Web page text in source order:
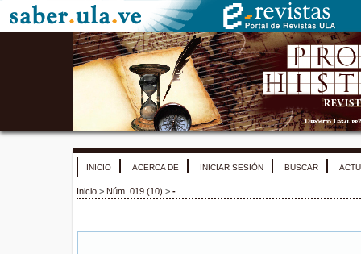
INICIO ACERCA DE INICIAR SESIÓN BUSCAR
Inicio > Núm. 019 (10) > -